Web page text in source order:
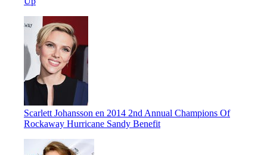
Scarlett Johansson en 2014 2nd Annual Champions Of
Rockaway Hurricane Sandy Benefit